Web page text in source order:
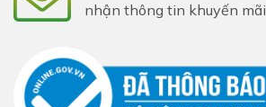
nhận thông tin khuyến mãi